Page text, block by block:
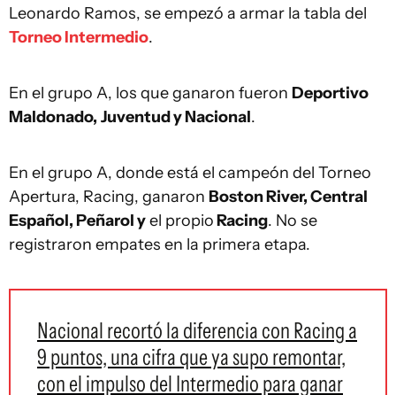
Leonardo Ramos, se empezó a armar la tabla del
Torneo Intermedio.
En el grupo A, los que ganaron fueron Deportivo
Maldonado, Juventud y Nacional.
En el grupo A, donde está el campeón del Torneo
Apertura, Racing, ganaron Boston River, Central
Español, Peñarol yel propioRacing. No se
registraron empates en la primera etapa.
Nacional recortó la diferencia con Racing a
9 puntos, una cifra que ya supo remontar,
con el impulso del Intermedio para ganar